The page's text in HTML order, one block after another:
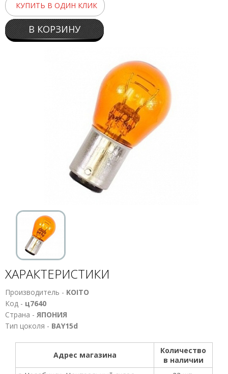
КУПИТЬ В ОДИН КЛИК
В КОРЗИНУ
ХАРАКТЕРИСТИКИ
Производитель - KOITO
Код - ц7640
Страна - ЯПОНИЯ
Тип цоколя - ВАY15d
Адрес магазина
Количество
в наличии